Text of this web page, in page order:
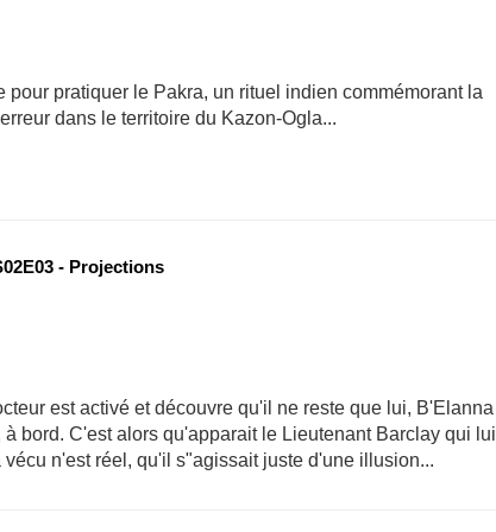
pour pratiquer le Pakra, un rituel indien commémorant la
dans le territoire du Kazon-Ogla...
- Projections
est activé et découvre qu'il ne reste que lui, B'Elanna
bord. C'est alors qu'apparait le Lieutenant Barclay qui lui
n'est réel, qu'il s"agissait juste d'une illusion...